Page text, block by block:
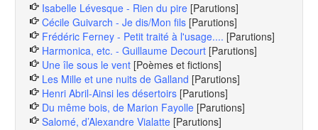
Isabelle Lévesque - Rien du pire [Parutions]
Cécile Guivarch - Je dis/Mon fils [Parutions]
Frédéric Ferney - Petit traité à l'usage.... [Parutions]
Harmonica, etc. - Guillaume Decourt [Parutions]
Une île sous le vent [Poèmes et fictions]
Les Mille et une nuits de Galland [Parutions]
Henri Abril-Ainsi les désertoirs [Parutions]
Du même bois, de Marion Fayolle [Parutions]
Salomé, d’Alexandre Vialatte [Parutions]